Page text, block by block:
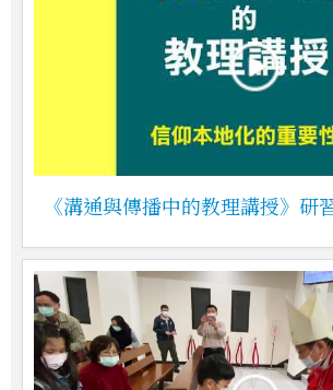
《溝通與傳播中的教理講授》研